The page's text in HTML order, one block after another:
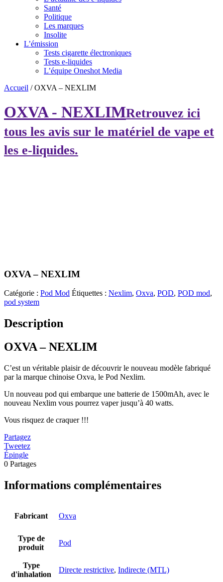
Santé
Politique
Les marques
Insolite
L’émission
Tests cigarette électroniques
Tests e-liquides
L’équipe Oneshot Media
Accueil /OXVA – NEXLIM
OXVA - NEXLIMRetrouvez ici
tous les avis sur le matériel de vape et
les e-liquides.
OXVA – NEXLIM
Catégorie : Pod Mod Étiquettes : Nexlim, Oxva, POD, POD mod,
pod system
Description
OXVA – NEXLIM
C’est un véritable plaisir de découvrir le nouveau modèle fabriqué
par la marque chinoise Oxva, le Pod Nexlim.
Un nouveau pod qui embarque une batterie de 1500mAh, avec le
nouveau Nexlim vous pourrez vaper jusqu’à 40 watts.
Vous risquez de craquer !!!
Partagez
Tweetez
Épingle
0 Partages
Informations complémentaires
Fabricant Oxva
Type de
produit
Pod
Type
d'inhalation
Directe restrictive, Indirecte (MTL)